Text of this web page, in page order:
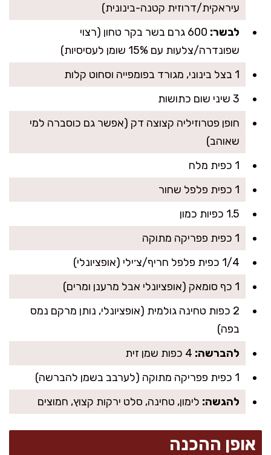
עיראקית/דרוזית קטנה-בינונית)
לבשר:
600 גרם בשר בקר טחון (רצוי
שפונדרה/צלעות עם 15% שומן לעסיסיות)
1 בצל בינוני, מגורד בפומפייה וסחוט קלות
3 שיני שום כתושות
חופן פטרוזיליה קצוצה דק (אפשר גם כוסברה למי
שאוהב)
1 כפית מלח
1 כפית פלפל שחור
1.5 כפיות כמון
1 כפית פפריקה מתוקה
1/4 כפית פלפל חריף/צ׳ילי (אופציונלי)
1 כף סומאק (אופציונלי אבל מרענן ומרים)
2 כפות טחינה גולמית (אופציונלי, נותן מרקם נמס
בפה)
להברשה:
1 כפית פפריקה מתוקה (לערבב בשמן להברשה)
להגשה: לימון, טחינה, סלט ירקות קצוץ, חמוצים
אופן ההכנה